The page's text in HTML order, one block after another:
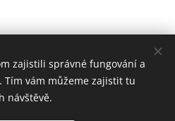
zajistili správné fungování a
Tím vám můžeme zajistit tu
návštěvě.